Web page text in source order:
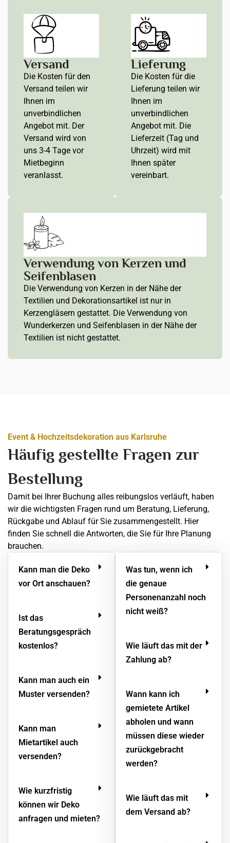
Versand
Die Kosten für den
Versand teilen wir
Ihnen im
unverbindlichen
Angebot mit. Der
Versand wird von
uns 3-4 Tage vor
Mietbeginn
veranlasst.
Lieferung
Die Kosten für die
Lieferung teilen wir
Ihnen im
unverbindlichen
Angebot mit. Die
Lieferzeit (Tag und
Uhrzeit) wird mit
Ihnen später
vereinbart.
Verwendung von Kerzen und
Seifenblasen
Die Verwendung von Kerzen in der Nähe der
Textilien und Dekorationsartikel ist nur in
Kerzengläsern gestattet. Die Verwendung von
Wunderkerzen und Seifenblasen in der Nähe der
Textilien ist nicht gestattet.
Event & Hochzeitsdekoration aus Karlsruhe
Häufig gestellte Fragen zur
Bestellung
Damit bei Ihrer Buchung alles reibungslos verläuft, haben
wir die wichtigsten Fragen rund um Beratung, Lieferung,
Rückgabe und Ablauf für Sie zusammengestellt. Hier
finden Sie schnell die Antworten, die Sie für Ihre Planung
brauchen.
Kann man die Deko
vor Ort anschauen?
Ist das
Beratungsgespräch
kostenlos?
Kann man auch ein
Muster versenden?
Kann man
Mietartikel auch
versenden?
Wie kurzfristig
können wir Deko
anfragen und mieten?
Was tun, wenn ich
die genaue
Personenanzahl noch
nicht weiß?
Wie läuft das mit der
Zahlung ab?
Wann kann ich
gemietete Artikel
abholen und wann
müssen diese wieder
zurückgebracht
werden?
Wie läuft das mit
dem Versand ab?